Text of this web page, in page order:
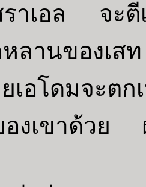
ราเอล จะตี
ลานของเสท
เอโดมจะต
งเขาด้วย